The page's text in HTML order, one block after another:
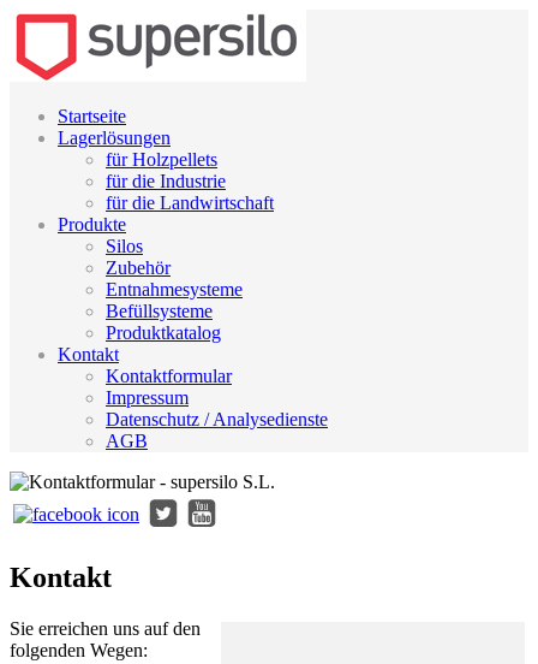
Startseite
Lagerlösungen
für Holzpellets
für die Industrie
für die Landwirtschaft
Produkte
Silos
Zubehör
Entnahmesysteme
Befüllsysteme
Produktkatalog
Kontakt
Kontaktformular
Impressum
Datenschutz / Analysedienste
AGB
Kontakt
Sie erreichen uns auf den
folgenden Wegen: